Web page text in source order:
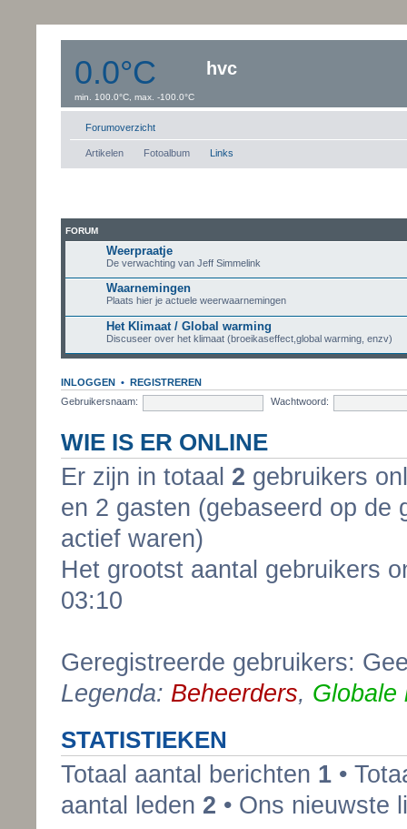
0.0°C
min. 100.0°C, max. -100.0°C
Windsnelheid:0 km/uur
hvc
Forumoverzicht
Artikelen Fotoalbum Links
FORUM
Weerpraatje
De verwachting van Jeff Simmelink
Waarnemingen
Plaats hier je actuele weerwaarnemingen
Het Klimaat / Global warming
Discuseer over het klimaat (broeikaseffect,global warming, enzv)
INLOGGEN • REGISTREREN
Gebruikersnaam:
Wachtwoord:
WIE IS ER ONLINE
Er zijn in totaal 2 gebruikers
en 2 gasten (gebaseerd op de
actief waren)
Het grootst aantal gebruikers
03:10
Geregistreerde gebruikers:
Legenda: Beheerders, Globale
STATISTIEKEN
Totaal aantal berichten 1 •
aantal leden 2 • Ons nieuwste